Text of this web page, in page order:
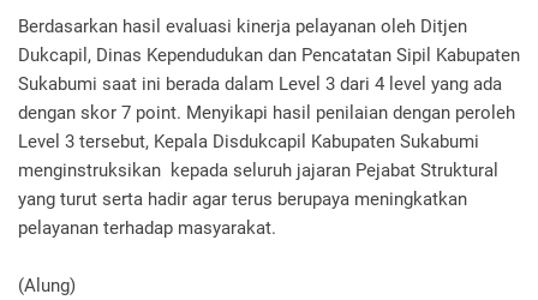
Berdasarkan hasil evaluasi kinerja pelayanan oleh Ditjen
Dukcapil, Dinas Kependudukan dan Pencatatan Sipil Kabupaten
Sukabumi saat ini berada dalam Level 3 dari 4 level yang ada
dengan skor 7 point. Menyikapi hasil penilaian dengan peroleh
Level 3 tersebut, Kepala Disdukcapil Kabupaten Sukabumi
menginstruksikan kepada seluruh jajaran Pejabat Struktural
yang turut serta hadir agar terus berupaya meningkatkan
pelayanan terhadap masyarakat.
(Alung)